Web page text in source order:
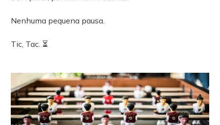
Nenhuma pequena pausa.
Tic, Tac. ⏳